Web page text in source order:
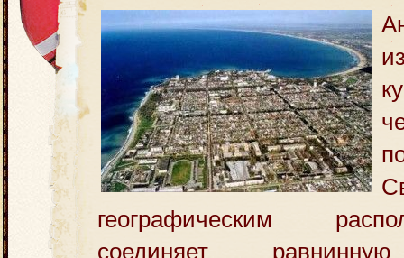
географическим
соединяет